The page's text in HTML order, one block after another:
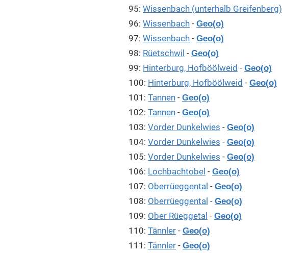
95: Wissenbach (unterhalb Greifenberg)
96: Wissenbach - Geo(o)
97: Wissenbach - Geo(o)
98: Rüetschwil - Geo(o)
99: Hinterburg, Hofböölweid - Geo(o)
100: Hinterburg, Hofböölweid - Geo(o)
101: Tannen - Geo(o)
102: Tannen - Geo(o)
103: Vorder Dunkelwies - Geo(o)
104: Vorder Dunkelwies - Geo(o)
105: Vorder Dunkelwies - Geo(o)
106: Lochbachtobel - Geo(o)
107: Oberrüeggental - Geo(o)
108: Oberrüeggental - Geo(o)
109: Ober Rüeggetal - Geo(o)
110: Tännler - Geo(o)
111: Tännler - Geo(o)